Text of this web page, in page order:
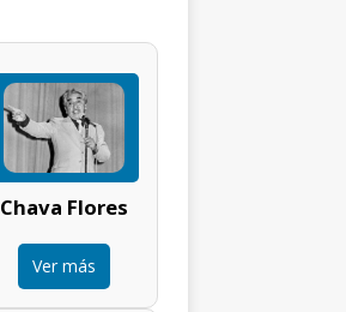
Chava Flores
Ver más